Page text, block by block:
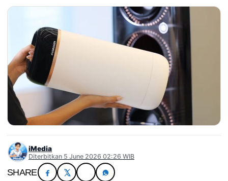
iMedia
Diterbitkan 5 June 2026 02:26 WIB
SHARE